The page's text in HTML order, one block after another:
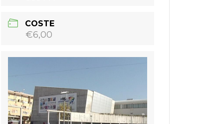
COSTE
€6,00